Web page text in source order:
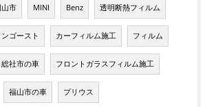
市 MINI Benz 透明断熱フィルム
ゴースト カーフィルム施工 フィルム
総社市の車 フロントガラスフィルム施工
福山市の車 プリウス